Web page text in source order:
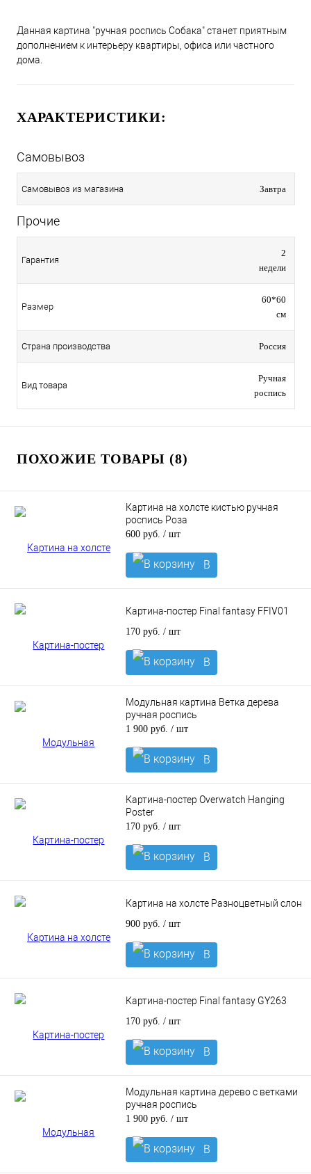
Данная картина "ручная роспись Cобака" станет приятным
дополнением к интерьеру квартиры, офиса или частного
дома.
ХАРАКТЕРИСТИКИ:
Самовывоз
Самовывоз из магазина Завтра
Прочие
Гарантия
2
недели
Размер
60*60
см
Страна производства Россия
Вид товара
Ручная
роспись
ПОХОЖИЕ ТОВАРЫ (8)
Картина на холсте кистью ручная
роспись Роза
600 руб. / шт
В
корзину
Картина-постер Final fantasy FFIV01
170 руб. / шт
В
корзину
Модульная картина Ветка дерева
ручная роспись
1 900 руб. / шт
В
корзину
Картина-постер Overwatch Hanging
Poster
170 руб. / шт
В
корзину
Картина на холсте Разноцветный слон
900 руб. / шт
В
корзину
Картина-постер Final fantasy GY263
170 руб. / шт
В
корзину
Модульная картина дерево с ветками
ручная роспись
1 900 руб. / шт
В